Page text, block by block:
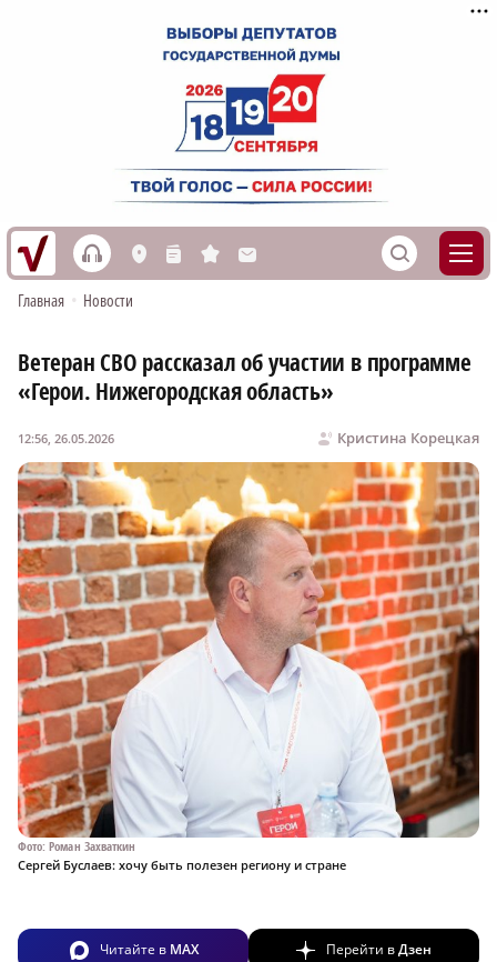
h L n s M S
Главная • Новости
Ветеран СВО рассказал об участии в программе
«Герои. Нижегородская область»
Кристина Корецкая
12:56, 26.05.2026
Фото: Роман Захваткин
Сергей Буслаев: хочу быть полезен региону и стране
Читайте в MAX Перейти вДзен